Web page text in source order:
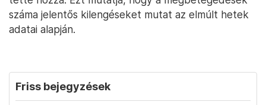
száma jelentős kilengéseket mutat az elmúlt hetek
adatai alapján.
Friss bejegyzések